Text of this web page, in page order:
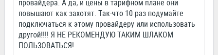
провайдера. А да, и цены в тарифном плане они
повышают как захотят. Так-что 10 раз подумайте
подключаться к этому провайдеру или использовать
другой!!!! Я НЕ РЕКОМЕНДУЮ ТАКИМ ШЛАКОМ
ПОЛЬЗОВАТЬСЯ!